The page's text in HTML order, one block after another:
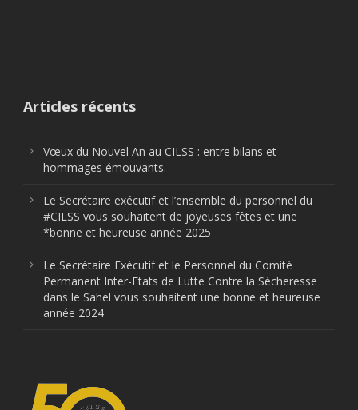
Articles récents
Vœux du Nouvel An au CILSS : entre bilans et
hommages émouvants.
Le Secrétaire exécutif et l’ensemble du personnel du
#CILSS vous souhaitent de joyeuses fêtes et une
*bonne et heureuse année 2025
Le Secrétaire Exécutif et le Personnel du Comité
Permanent Inter-Etats de Lutte Contre la Sécheresse
dans le Sahel vous souhaitent une bonne et heureuse
année 2024